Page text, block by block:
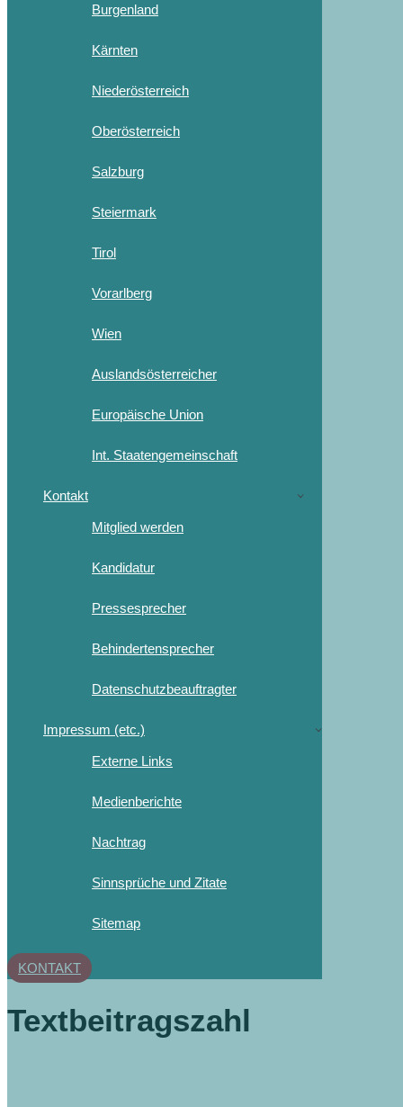
Burgenland
Kärnten
Niederösterreich
Oberösterreich
Salzburg
Steiermark
Tirol
Vorarlberg
Wien
Auslandsösterreicher
Europäische Union
Int. Staatengemeinschaft
Kontakt
Mitglied werden
Kandidatur
Pressesprecher
Behindertensprecher
Datenschutzbeauftragter
Impressum (etc.)
Externe Links
Medienberichte
Nachtrag
Sinnsprüche und Zitate
Sitemap
KONTAKT
Textbeitragszahl